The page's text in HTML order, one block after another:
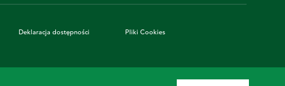
Deklaracja dostępności Pliki Cookies